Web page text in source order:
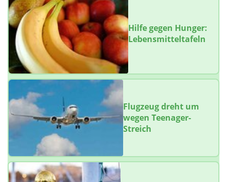
Hilfe gegen Hunger:
Lebensmitteltafeln
Flugzeug dreht um
wegen Teenager-
Streich